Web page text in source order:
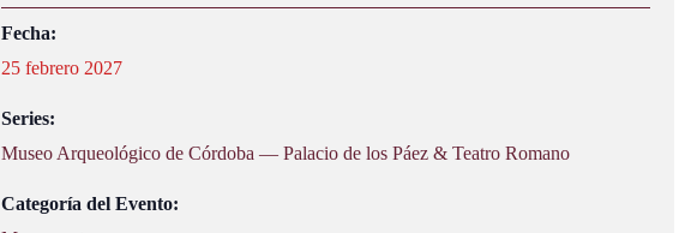
Fecha:
25 febrero 2027
Series:
Museo Arqueológico de Córdoba — Palacio de los Páez & Teatro Romano
Categoría del Evento: